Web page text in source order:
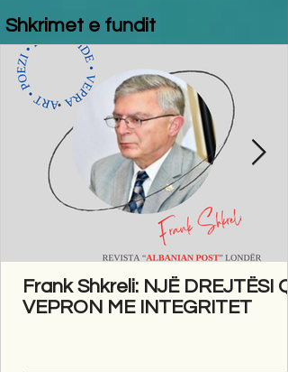
Shkrimet e fundit
Frank Shkreli: NJË DREJTËSI
VEPRON ME INTEGRITET